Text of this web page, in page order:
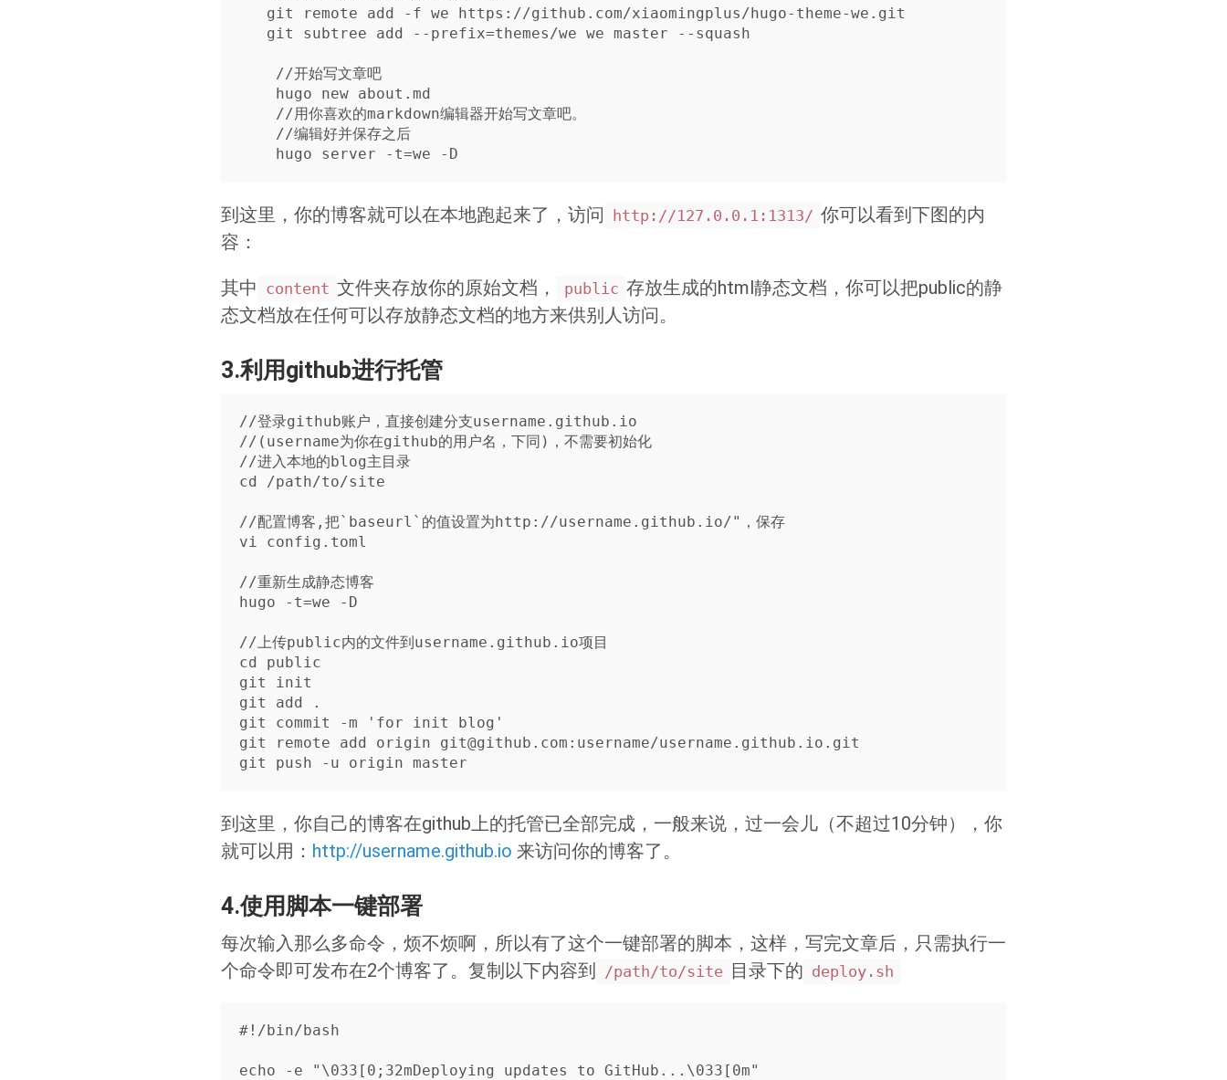
到这里，你的博客就可以在本地跑起来了，访问 http://127.0.0.1:1313/ 你可以看到下图的内
容：
其中 content 文件夹存放你的原始文档， public 存放生成的html静态文档，你可以把public的静
态文档放在任何可以存放静态文档的地方来供别人访问。
3.利用github进行托管
//登录github账户，直接创建分支username.github.io
//(username为你在github的用户名，下同)，不需要初始化
//进入本地的blog主目录
cd /path/to/site
//配置博客,把`baseurl`的值设置为http://username.github.io/"，保存
vi config.toml
//重新生成静态博客
hugo -t=we -D
//上传public内的文件到username.github.io项目
cd public
git init
git add .
git commit -m 'for init blog'
git remote add origin git@github.com :username/username.github.io.git
到这里，你自己的博客在github上的托管已全部完成，一般来说，过一会儿（不超过10分钟），你
就可以用： http://username.github.io 来访问你的博客了。
4.使用脚本一键部署
每次输入那么多命令，烦不烦啊，所以有了这个一键部署的脚本，这样，写完文章后，只需执行一
个命令即可发布在2个博客了。复制以下内容到
/path/to/site 目录下的 deploy.sh
#!/bin/bash
echo -e "\033[0;32mDeploying updates to GitHub...\033[0m"